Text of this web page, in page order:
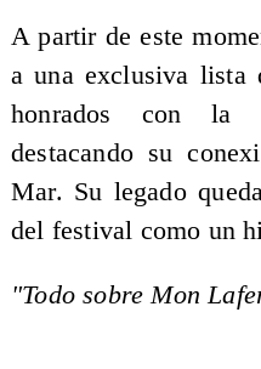
A partir de este
a una exclusiva lista
honrados con la
destacando su
Mar. Su legado
del festival como un
"Todo sobre Mon